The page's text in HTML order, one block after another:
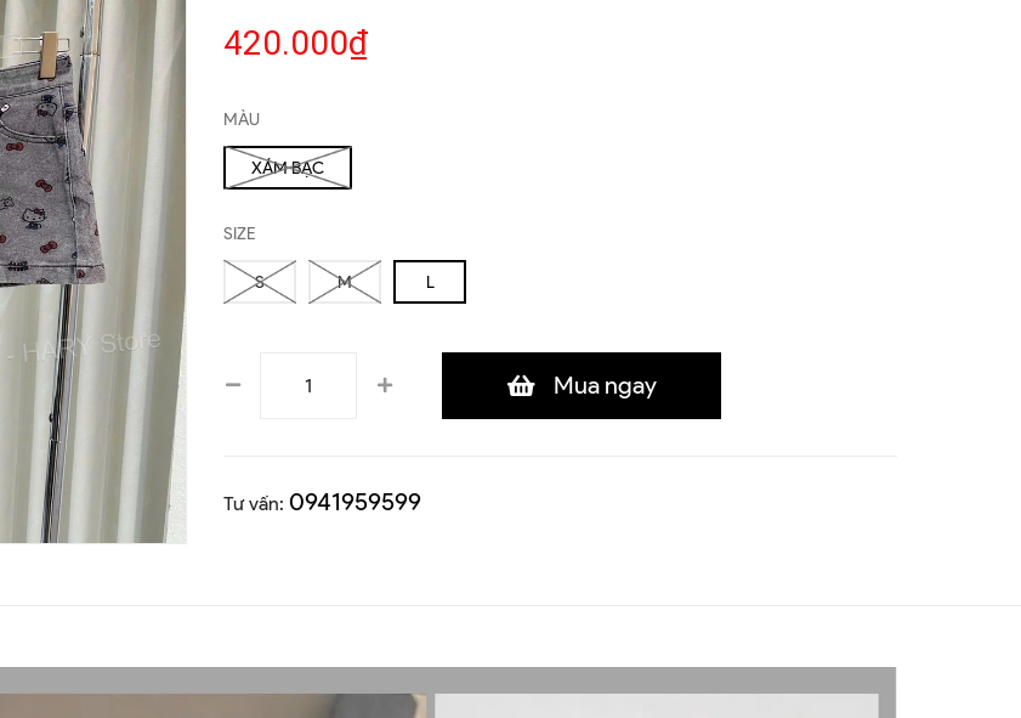
420.000₫
MÀU
XÁM BẠC
SIZE
S M L
Mua ngay
Tư vấn: 0941959599